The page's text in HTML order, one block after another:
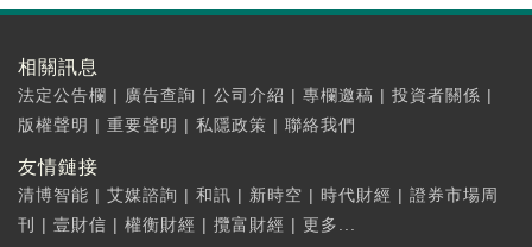
相關訊息
法定公告欄 | 廣告查詢 | 公司介紹 | 專欄邀稿 | 投資者關係 |
版權聲明 | 重要聲明 | 私隱政策 | 聯絡我們
友情鏈接
清博智能 | 艾媒諮詢 | 和訊 | 新時空 | 時代財經 | 證券市場周
刊
| 壹財信 | 權衡財經 | 攬富財經 | 更多...